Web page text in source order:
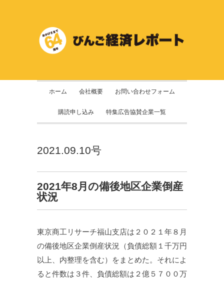
ホーム 会社概要 お問い合わせフォーム
購読申し込み 特集広告協賛企業一覧
2021.09.10号
2021年8月の備後地区企業倒産
状況
東京商工リサーチ福山支店は２０２１年８月
の備後地区企業倒産状況（負債総額１千万円
以上、内整理を含む）をまとめた。それによ
ると件数は３件、負債総額は２億５７００万